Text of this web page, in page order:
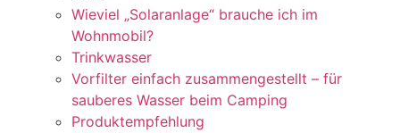
Wieviel „Solaranlage“ brauche ich im
Wohnmobil?
Trinkwasser
Vorfilter einfach zusammengestellt – für
sauberes Wasser beim Camping
Produktempfehlung